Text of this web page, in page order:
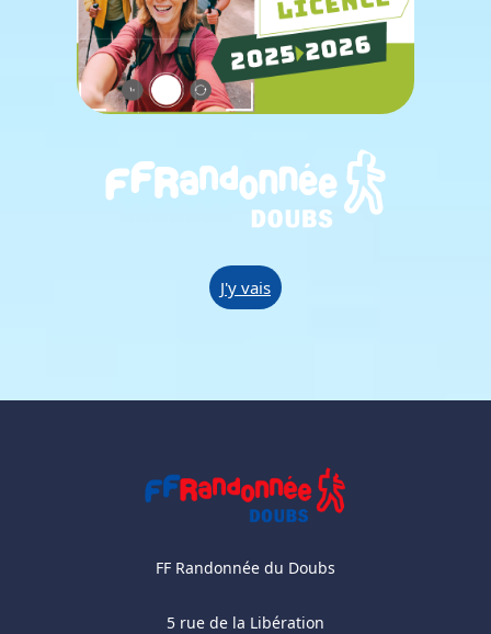
J'y vais
FF Randonnée du Doubs
5 rue de la Libération